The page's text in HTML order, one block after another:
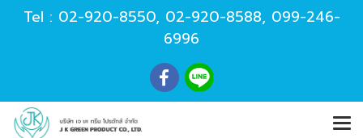
Tel : 02-920-8550, 02-920-8588, 099-246-
6996